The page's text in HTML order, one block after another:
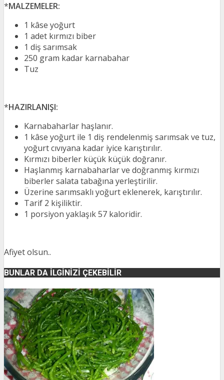
*MALZEMELER:
1 kâse yoğurt
1 adet kırmızı biber
1 diş sarımsak
250 gram kadar karnabahar
Tuz
*HAZIRLANIŞI:
Karnabaharlar haşlanır.
1 kâse yoğurt ile 1 diş rendelenmiş sarımsak ve tuz,
yoğurt cıvıyana kadar iyice karıştırılır.
Kırmızı biberler küçük küçük doğranır.
Haşlanmış karnabaharlar ve doğranmış kırmızı
biberler salata tabağına yerleştirilir.
Üzerine sarımsaklı yoğurt eklenerek, karıştırılır.
Tarif 2 kişiliktir.
1 porsiyon yaklaşık 57 kaloridir.
Afiyet olsun..
BUNLAR DA İLGINIZI ÇEKEBILIR